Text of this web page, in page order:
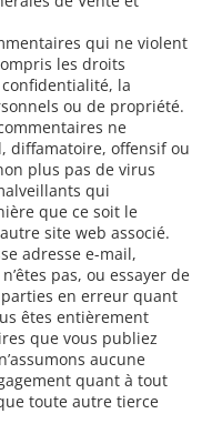
qui ne violent
les droits
la
ou de propriété.
ne
diffamatoire, offensif ou
plus pas de virus
qui
que ce soit le
site web associé.
adresse e-mail,
pas, ou essayer de
en erreur quant
êtes entièrement
que vous publiez
aucune
quant à tout
toute autre tierce